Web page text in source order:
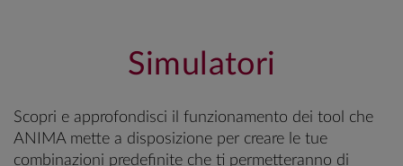
Simulatori
Scopri e approfondisci il funzionamento dei tool che
ANIMA mette a disposizione per creare le tue
combinazioni predefinite che ti permetteranno di